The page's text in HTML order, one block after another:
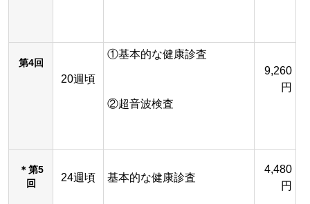
第4回
20週頃
①基本的な健康診査
②超音波検査
9,260
円
＊第5
回
24週頃 基本的な健康診査
4,480
円